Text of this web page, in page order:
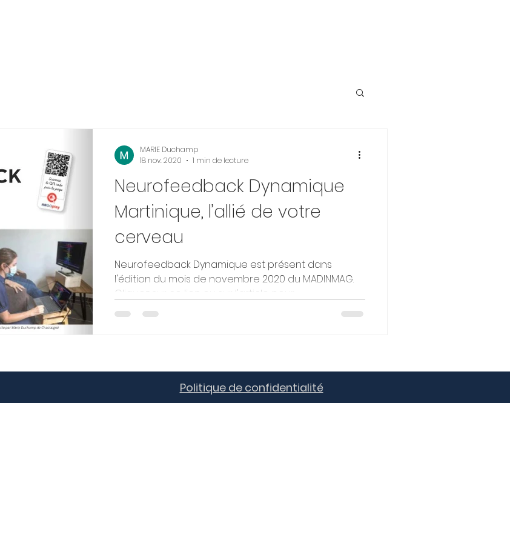
Neurofeedback Dynamique
Martinique, l’allié de votre
cerveau
Neurofeedback Dynamique est présent dans
l'édition du mois de novembre 2020 du MADINMAG.
Cliquez sur ce lien ou sur l'article pour...
MARIE Duchamp
18 nov. 2020
1 min de lecture
Politique de confidentialité